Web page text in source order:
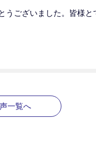
ございました。皆様
一覧へ